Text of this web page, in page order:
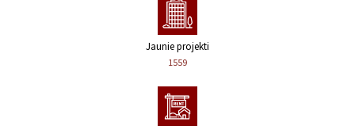
Jaunie projekti
1559